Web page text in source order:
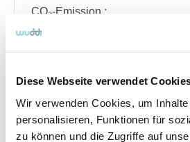
Diese Webseite verwendet
Wir verwenden Cookies, um
personalisieren, Funktionen für
zu können und die Zugriffe auf
CO₂-Emission :
CO₂-Klasse :
Angebotsnummer